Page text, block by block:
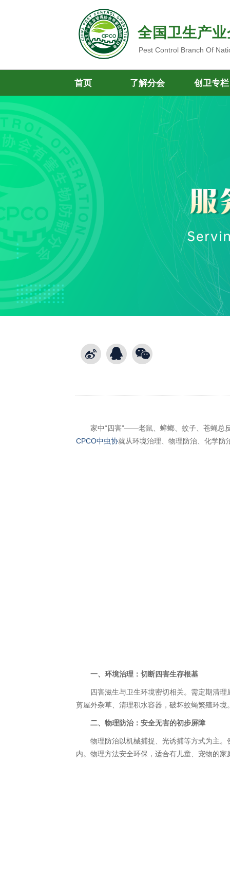
全国卫生产
Pest Control Branch Of
首页 了解分会 创卫专栏
家中“四害”——老鼠、蟑螂、蚊子、苍蝇总反
CPCO中虫协就从环境治理、物理防治、化学防
一、环境治理：切断四害生存根基
四害滋生与卫生环境密切相关。需定期清理
剪屋外杂草、清理积水容器，破坏蚊蝇繁殖环
二、物理防治：安全无害的初步屏障
物理防治以机械捕捉、光诱捕等方式为主。
内。物理方法安全环保，适合有儿童、宠物的